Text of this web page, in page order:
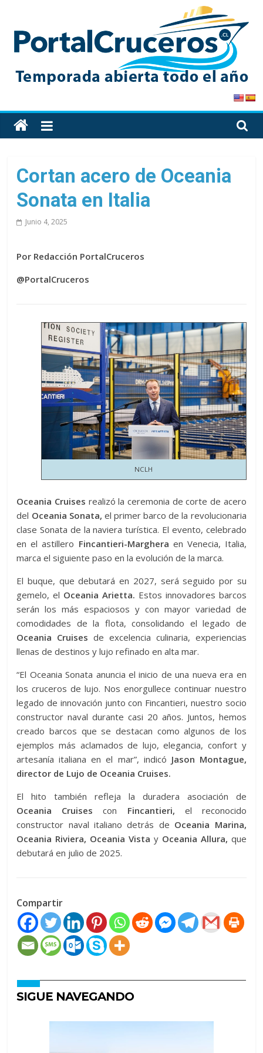
content
PortalCruceros
Toda
la
de
cruceros
en
solo
Cortan acero de Oceania
Sonata en Italia
Junio 4, 2025
Por Redacción PortalCruceros
@PortalCruceros
NCLH
Oceania Cruises realizó la ceremonia de corte de acero
del Oceania Sonata, el primer barco de la revolucionaria
clase Sonata de la naviera turística. El evento, celebrado
en el astillero Fincantieri-Marghera en Venecia, Italia,
marca el siguiente paso en la evolución de la marca.
El buque, que debutará en 2027, será seguido por su
gemelo, el Oceania Arietta. Estos innovadores barcos
serán los más espaciosos y con mayor variedad de
comodidades de la flota, consolidando el legado de
Oceania Cruises de excelencia culinaria, experiencias
llenas de destinos y lujo refinado en alta mar.
“El Oceania Sonata anuncia el inicio de una nueva era en
los cruceros de lujo. Nos enorgullece continuar nuestro
legado de innovación junto con Fincantieri, nuestro socio
constructor naval durante casi 20 años. Juntos, hemos
creado barcos que se destacan como algunos de los
ejemplos más aclamados de lujo, elegancia, confort y
artesanía italiana en el mar”, indicó Jason Montague,
director de Lujo de Oceania Cruises.
El hito también refleja la duradera asociación de
Oceania Cruises con Fincantieri, el reconocido
constructor naval italiano detrás de Oceania Marina,
Oceania Riviera, Oceania Vista yOceania Allura, que
debutará en julio de 2025.
Compartir
SIGUE NAVEGANDO